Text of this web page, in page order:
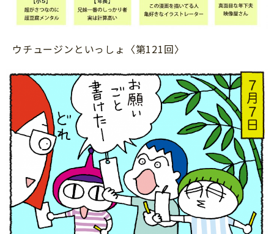
ウチュージンといっしょ〈第121回〉